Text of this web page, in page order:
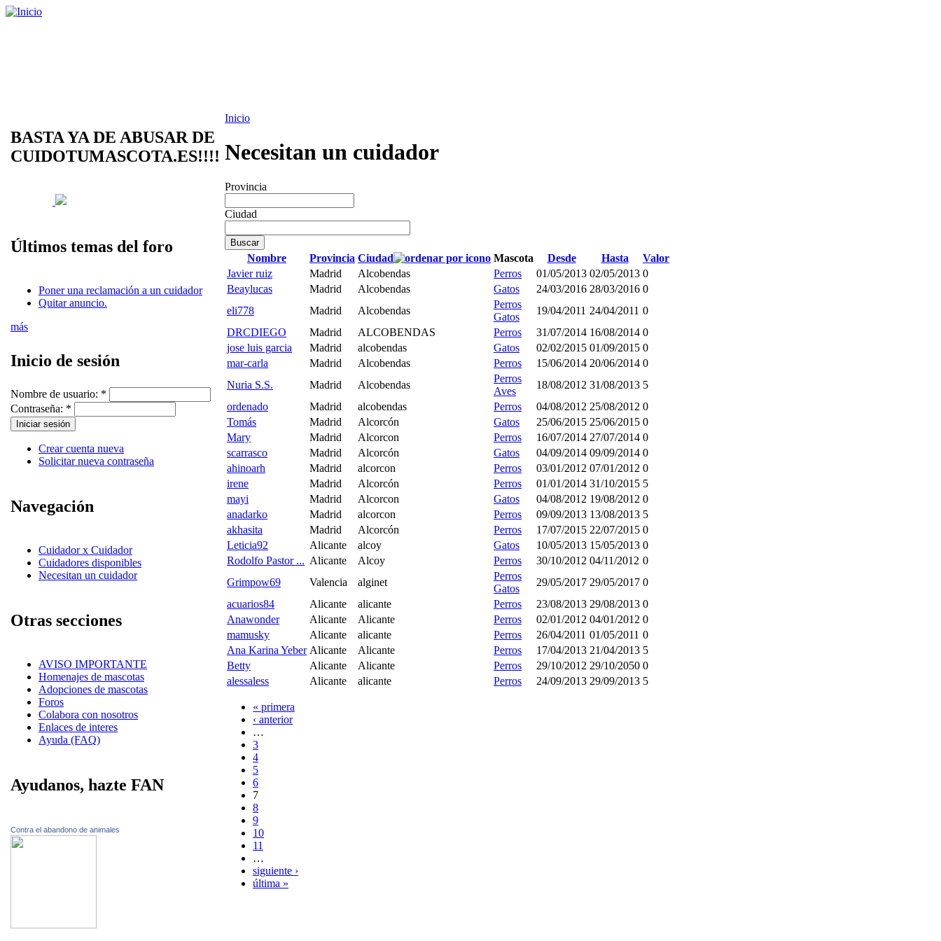
BASTA YA DE ABUSAR DE
CUIDOTUMASCOTA.ES!!!!
Últimos temas del foro
Poner una reclamación a un cuidador
Quitar anuncio.
más
Inicio de sesión
Nombre de usuario: *
Contraseña: *
Crear cuenta nueva
Solicitar nueva contraseña
Navegación
Cuidador x Cuidador
Cuidadores disponibles
Necesitan un cuidador
Otras secciones
AVISO IMPORTANTE
Homenajes de mascotas
Adopciones de mascotas
Foros
Colabora con nosotros
Enlaces de interes
Ayuda (FAQ)
Ayudanos, hazte FAN
Contra el abandono de animales
Inicio
Necesitan un cuidador
Provincia
Ciudad
Nombre Provincia Ciudad Mascota Desde Hasta
Valor
Javier ruiz
Madrid Alcobendas Perros 01/05/2013 02/05/2013 0
Beaylucas
Madrid Alcobendas Gatos 24/03/2016 28/03/2016 0
eli778
Madrid Alcobendas
Perros
Gatos
19/04/2011 24/04/2011 0
DRCDIEGO
Madrid ALCOBENDAS Perros 31/07/2014 16/08/2014 0
jose luis garcia
Madrid alcobendas Gatos 02/02/2015 01/09/2015 0
mar-carla
Madrid Alcobendas Perros 15/06/2014 20/06/2014 0
Nuria S.S.
Madrid Alcobendas
Perros
Aves
18/08/2012 31/08/2013 5
ordenado
Madrid alcobendas Perros 04/08/2012 25/08/2012 0
Tomás
Madrid Alcorcón Gatos 25/06/2015 25/06/2015 0
Mary
Madrid Alcorcon Perros 16/07/2014 27/07/2014 0
scarrasco
Madrid Alcorcón Gatos 04/09/2014 09/09/2014 0
ahinoarh
Madrid alcorcon Perros 03/01/2012 07/01/2012 0
irene
Madrid Alcorcón Perros 01/01/2014 31/10/2015 5
mayi
Madrid Alcorcon Gatos 04/08/2012 19/08/2012 0
anadarko
Madrid alcorcon Perros 09/09/2013 13/08/2013 5
akhasita
Madrid Alcorcón Perros 17/07/2015 22/07/2015 0
Leticia92
Alicante alcoy Gatos 10/05/2013 15/05/2013 0
Rodolfo Pastor ... Alicante Alcoy Perros 30/10/2012 04/11/2012 0
Grimpow69
Valencia alginet
Perros
Gatos
29/05/2017 29/05/2017 0
acuarios84
Alicante alicante Perros 23/08/2013 29/08/2013 0
Anawonder
Alicante Alicante Perros 02/01/2012 04/01/2012 0
mamusky
Alicante alicante Perros 26/04/2011 01/05/2011 0
Ana Karina Yeber Alicante Alicante Perros 17/04/2013 21/04/2013 5
Betty
Alicante Alicante Perros 29/10/2012 29/10/2050 0
alessaless
Alicante alicante Perros 24/09/2013 29/09/2013 5
« primera
‹ anterior
…
3
4
5
6
7
8
9
10
11
…
siguiente ›
última »